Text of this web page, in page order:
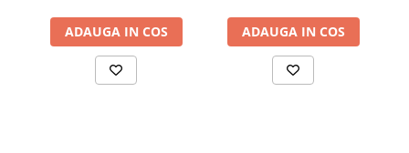
ADAUGA IN COS ADAUGA IN COS